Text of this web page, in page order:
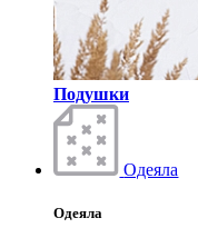
Подушки
Одеяла
Одеяла